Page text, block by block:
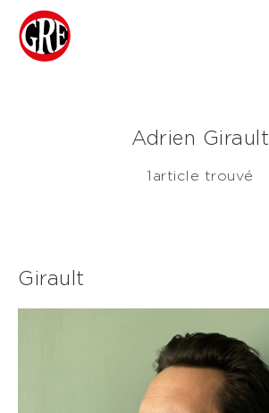
Adrien Girault
1article trouvé
Girault